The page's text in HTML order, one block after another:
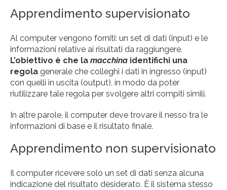
Apprendimento supervisionato
Al computer vengono forniti: un set di dati (input) e le
informazioni relative ai risultati da raggiungere.
L’obiettivo è che la macchina identifichi una
regola generale che colleghi i dati in ingresso (input)
con quelli in uscita (output), in modo da poter
riutilizzare tale regola per svolgere altri compiti simili.
In altre parole, il computer deve trovare il nesso tra le
informazioni di base e il risultato finale.
Apprendimento non supervisionato
Il computer ricevere solo un set di dati senza alcuna
indicazione del risultato desiderato. È il sistema stesso